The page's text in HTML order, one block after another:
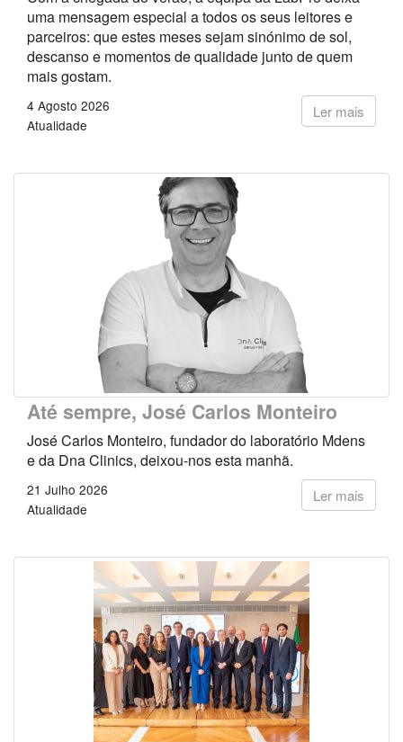
uma mensagem especial a todos os seus leitores e
parceiros: que estes meses sejam sinónimo de sol,
descanso e momentos de qualidade junto de quem
mais gostam.
Ler mais
4 Agosto 2026
Atualidade
Até sempre, José Carlos Monteiro
José Carlos Monteiro, fundador do laboratório Mdens
e da Dna Clinics, deixou-nos esta manhã.
Ler mais
21 Julho 2026
Atualidade